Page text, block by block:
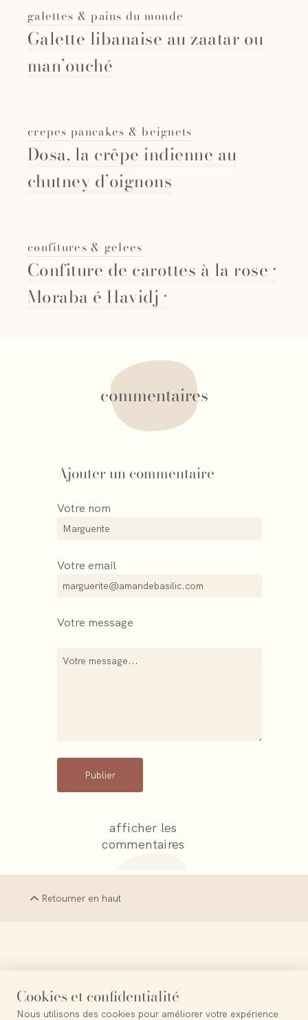
galettes & pains du monde
Galette libanaise au zaatar ou
man’ouché
crepes pancakes & beignets
Dosa, la crêpe indienne au
chutney d’oignons
confitures & gelees
Confiture de carottes à la rose ·
Moraba é Havidj ·
commentaires
Ajouter un commentaire
Votre nom
Votre email
Votre message
Publier
afficher les
commentaires
Retourner en haut
Cookies et confidentialité
Nous utilisons des cookies pour améliorer votre expérience